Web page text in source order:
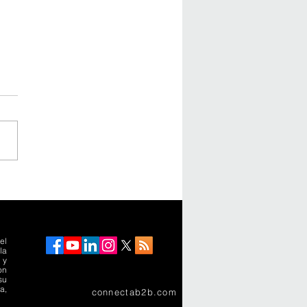
el arte de vivir
y
connectab2b.com